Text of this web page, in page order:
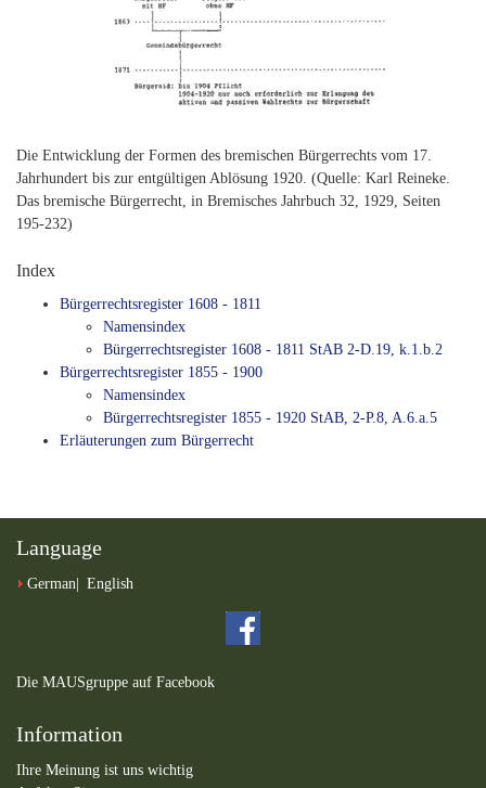
Die Entwicklung der Formen des bremischen Bürgerrechts vom 17.
Jahrhundert bis zur entgültigen Ablösung 1920. (Quelle: Karl Reineke.
Das bremische Bürgerrecht, in Bremisches Jahrbuch 32, 1929, Seiten
195-232)
Index
Bürgerrechtsregister 1608 - 1811
Namensindex
Bürgerrechtsregister 1608 - 1811 StAB 2-D.19, k.1.b.2
Bürgerrechtsregister 1855 - 1900
Namensindex
Bürgerrechtsregister 1855 - 1920 StAB, 2-P.8, A.6.a.5
Erläuterungen zum Bürgerrecht
Language
German English
Die MAUSgruppe auf Facebook
Information
Ihre Meinung ist uns wichtig